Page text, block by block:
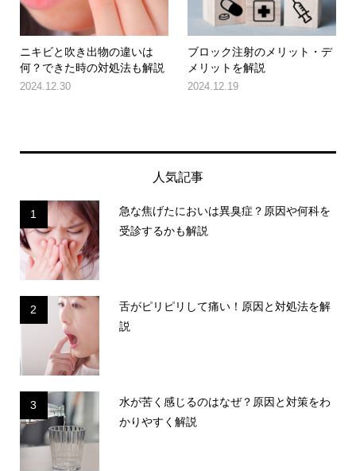
ニキビと吹き出物の違いは
何？できた時の対処法も解説
2024.12.30
ブロック注射のメリット・デ
メリットを解説
2024.12.19
人気記事
1
急な焦げたにおいは異臭症？原因や何科を
受診するかも解説
2
舌がピリピリして痛い！原因と対処法を解
説
3
水が苦く感じるのはなぜ？原因と対策をわ
かりやすく解説